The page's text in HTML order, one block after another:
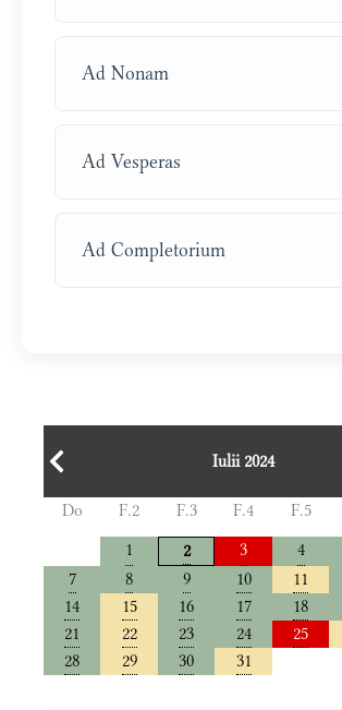
Ad Nonam
Ad Vesperas
Ad Completorium
Iulii 2024
Do F.2 F.3 F.4 F.5
1
2 3 4
7
8 9 10 11
14
15 16 17 18
21
22 23 24 25
28
29 30 31